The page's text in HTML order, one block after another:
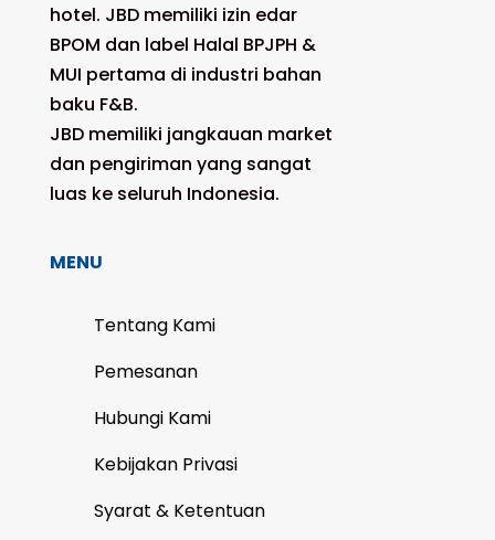
hotel. JBD memiliki izin edar
BPOM dan label Halal BPJPH &
MUI pertama di industri bahan
baku F&B.
JBD memiliki jangkauan market
dan pengiriman yang sangat
luas ke seluruh Indonesia.
MENU
Tentang Kami
Pemesanan
Hubungi Kami
Kebijakan Privasi
Syarat & Ketentuan